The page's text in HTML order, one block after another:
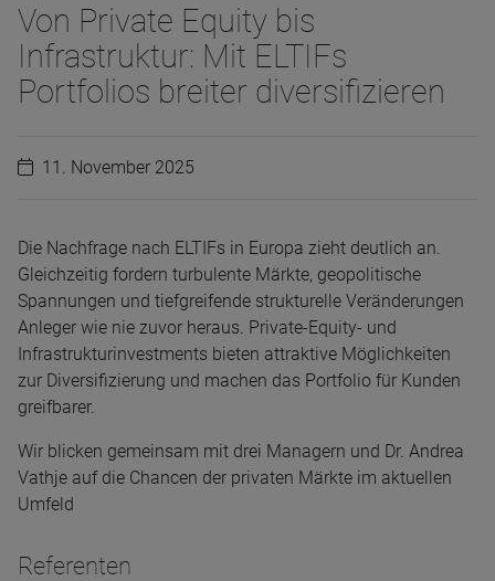
Von Private Equity bis
Infrastruktur: Mit ELTIFs
Portfolios breiter diversifizieren
11. November 2025
Die Nachfrage nach ELTIFs in Europa zieht deutlich an.
Gleichzeitig fordern turbulente Märkte, geopolitische
Spannungen und tiefgreifende strukturelle Veränderungen
Anleger wie nie zuvor heraus. Private-Equity- und
Infrastrukturinvestments bieten attraktive Möglichkeiten
zur Diversifizierung und machen das Portfolio für Kunden
greifbarer.
Wir blicken gemeinsam mit drei Managern und Dr. Andrea
Vathje auf die Chancen der privaten Märkte im aktuellen
Umfeld
Referenten